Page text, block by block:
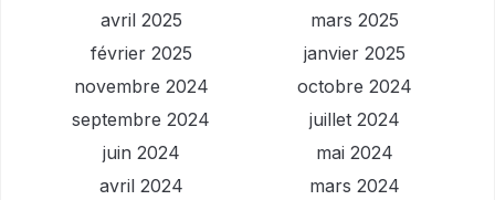
avril 2025
mars 2025
février 2025
janvier 2025
novembre 2024
octobre 2024
septembre 2024
juillet 2024
juin 2024
mai 2024
avril 2024
mars 2024